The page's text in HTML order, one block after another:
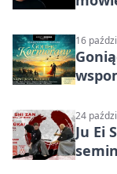
16
24
Ju Ei